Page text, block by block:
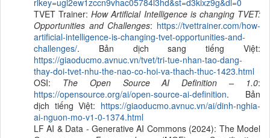
rlkey=ugl2ew1zccn9vhac05784l3hd&st=d3kixz9g&dl=0
TVET Trainer:How Artificial Intelligence is changing TVET:
Opportunities and Challenges: https://tvettrainer.com/how-
artificial-intelligence-is-changing-tvet-opportunities-and-
challenges/. Bản dịch sang tiếng Việt:
https://giaoducmo.avnuc.vn/tvet/tri-tue-nhan-tao-dang-
thay-doi-tvet-nhu-the-nao-co-hoi-va-thach-thuc-1423.html
OSI: The Open Source AI Definition – 1.0:
https://opensource.org/ai/open-source-ai-definition. Bản
dịch tiếng Việt: https://giaoducmo.avnuc.vn/ai/dinh-nghia-
ai-nguon-mo-v1-0-1374.html
LF AI & Data - Generative AI Commons (2024): The Model